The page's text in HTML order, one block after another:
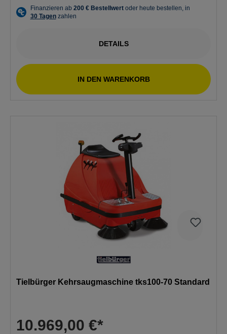
DETAILS
IN DEN WARENKORB
Tielbürger Kehrsaugmaschine tks100-70 Standard
10.969,00 €*